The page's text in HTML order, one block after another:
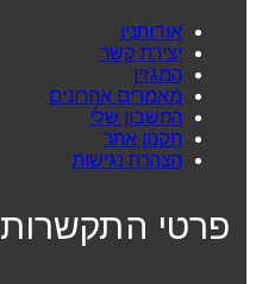
אודותניו
יצירת קשר
המגזין
מאמרים אחרונים
החשבון שלי
תקנון אתר
הצהרת נגישות
פרטי התקשרות